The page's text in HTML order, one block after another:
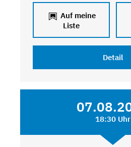
Auf meine
Liste
Detail
18:30 Uhr